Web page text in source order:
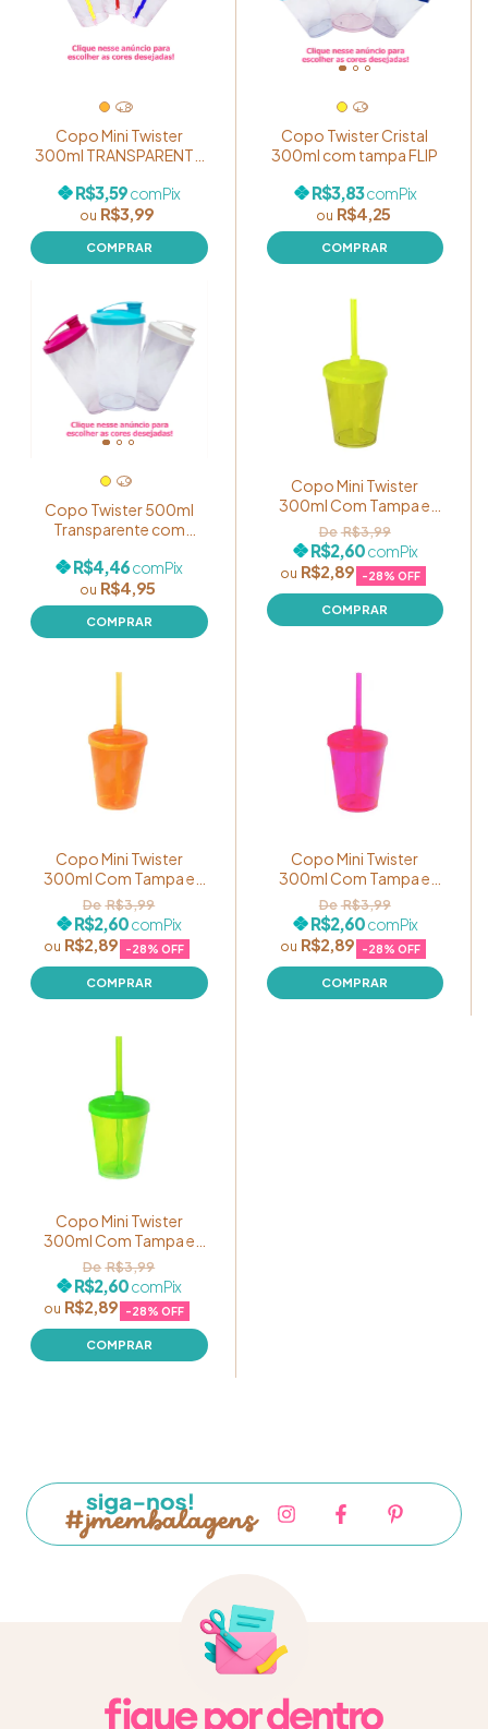
+8
Copo Mini Twister
300ml TRANSPARENTE
R$3,99
R$3,59comPix
COMPRAR
+9
Copo Twister Cristal
300ml com tampa FLIP
R$4,25
R$3,83comPix
COMPRAR
+9
Copo Twister 500ml
Transparente com
R$4,95
R$4,46comPix
COMPRAR
Copo Mini Twister
300ml Com Tampa e
Canudo Cor Amarelo
Translúcido
R$2,89 -28% OFF
R$3,99
R$2,60comPix
Copo Mini Twister
300ml Com Tampa e
Canudo Cor Laranja
Translúcido
R$2,89 -28% OFF
R$3,99
R$2,60comPix
Copo Mini Twister
300ml Com Tampa e
Canudo Cor Rosa Pink
Translúcido
R$2,89 -28% OFF
R$3,99
R$2,60comPix
Copo Mini Twister
300ml Com Tampa e
Canudo Cor Verde
Translúcido
R$2,89 -28% OFF
R$3,99
R$2,60comPix